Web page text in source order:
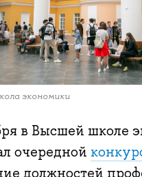
экономики
в Высшей школе
очередной
должностей